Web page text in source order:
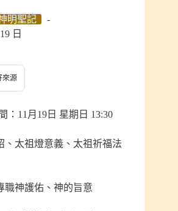
明聖記
日
來源
：11月19日 星期日 13:30
、太祖燈意義、太祖祈福法
職神護佑、神的旨意